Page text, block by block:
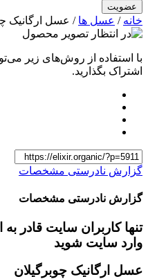
خانه / عسل ها / عسل ارگانیک
با استفاده از روش‌های زیر
اشتراک بگذارید.
گزارش نادرستی مشخصات
گزارش نادرستی مشخصات
تنها کاربران سایت قادر
وارد سایت شوید
عسل ارگانیک چوبرگیلان